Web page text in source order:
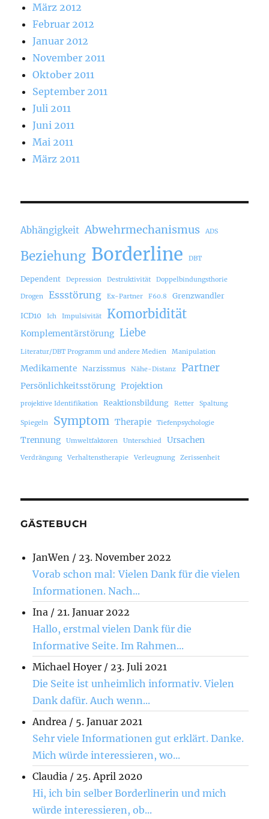
März 2012
Februar 2012
Januar 2012
November 2011
Oktober 2011
September 2011
Juli 2011
Juni 2011
Mai 2011
März 2011
Abhängigkeit Abwehrmechanismus ADS
Beziehung Borderline DBT
Dependent Depression Destruktivität Doppelbindungsthorie
Drogen Essstörung Ex-Partner F60.8 Grenzwandler
ICD10 Ich Impulsivität Komorbidität
Komplementärstörung Liebe
Literatur/DBT Programm und andere Medien Manipulation
Medikamente Narzissmus Nähe-Distanz Partner
Persönlichkeitsstörung Projektion
projektive Identifikation Reaktionsbildung Retter Spaltung
Spiegeln Symptom Therapie Tiefenpsychologie
Trennung Umweltfaktoren Unterschied Ursachen
Verdrängung Verhaltenstherapie Verleugnung Zerissenheit
GÄSTEBUCH
JanWen / 23. November 2022
Vorab schon mal: Vielen Dank für die vielen
Informationen. Nach...
Ina / 21. Januar 2022
Hallo, erstmal vielen Dank für die
Informative Seite. Im Rahmen...
Michael Hoyer / 23. Juli 2021
Die Seite ist unheimlich informativ. Vielen
Dank dafür. Auch wenn...
Andrea / 5. Januar 2021
Sehr viele Informationen gut erklärt. Danke.
Mich würde interessieren, wo...
Claudia / 25. April 2020
Hi, ich bin selber Borderlinerin und mich
würde interessieren, ob...